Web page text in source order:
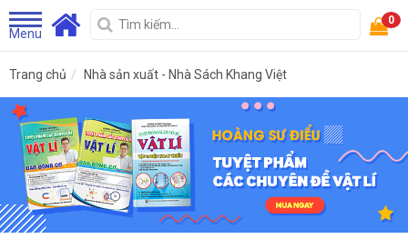
Menu
0
Trang chủ Nhà sản xuất - Nhà Sách Khang Việt